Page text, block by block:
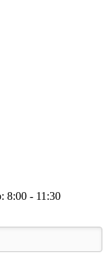
8:00 - 11:30